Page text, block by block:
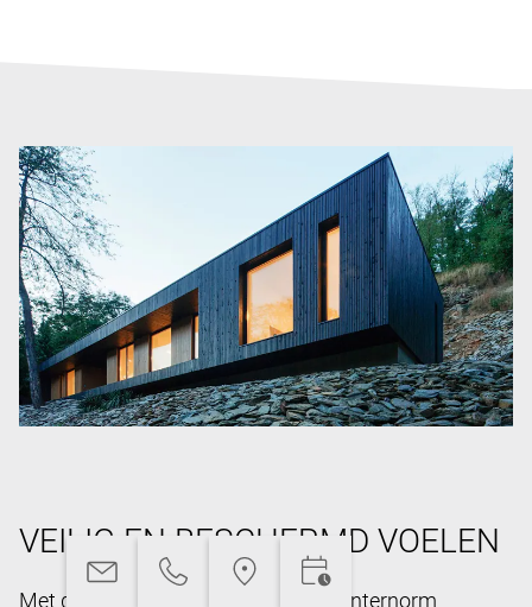
VEILIG EN BESCHERMD VOELEN
Met de uitgekiende technieken van Internorm